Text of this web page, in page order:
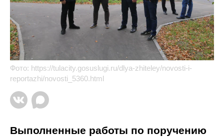
Фото: https://tulacity.gosuslugi.ru/dlya-zhiteley/novosti-i-
reportazhi/novosti_5360.html
Выполненные работы по поручению